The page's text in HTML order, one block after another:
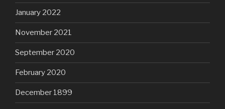
January 2022
November 2021
September 2020
February 2020
December 1899